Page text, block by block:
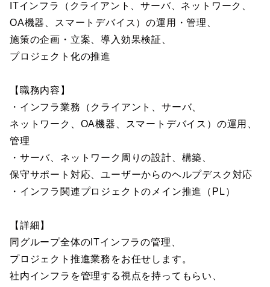
ITインフラ（クライアント、サーバ、ネットワーク、
OA機器、スマートデバイス）の運用・管理、
施策の企画・立案、導入効果検証、
プロジェクト化の推進
【職務内容】
・インフラ業務（クライアント、サーバ、
ネットワーク、OA機器、スマートデバイス）の運用、
管理
・サーバ、ネットワーク周りの設計、構築、
保守サポート対応、ユーザーからのヘルプデスク対応
・インフラ関連プロジェクトのメイン推進（PL）
【詳細】
同グループ全体のITインフラの管理、
プロジェクト推進業務をお任せします。
社内インフラを管理する視点を持ってもらい、